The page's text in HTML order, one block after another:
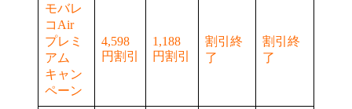
モバレ
コAir
プレミ
アム
キャン
ペーン
4,598
円割引
1,188
円割引
割引終
了
割引終
了